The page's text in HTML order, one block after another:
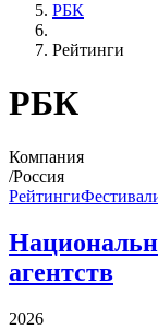
РБК
Рейтинги
РБК
Компания
/Россия
Рейтинги
агентств
2026